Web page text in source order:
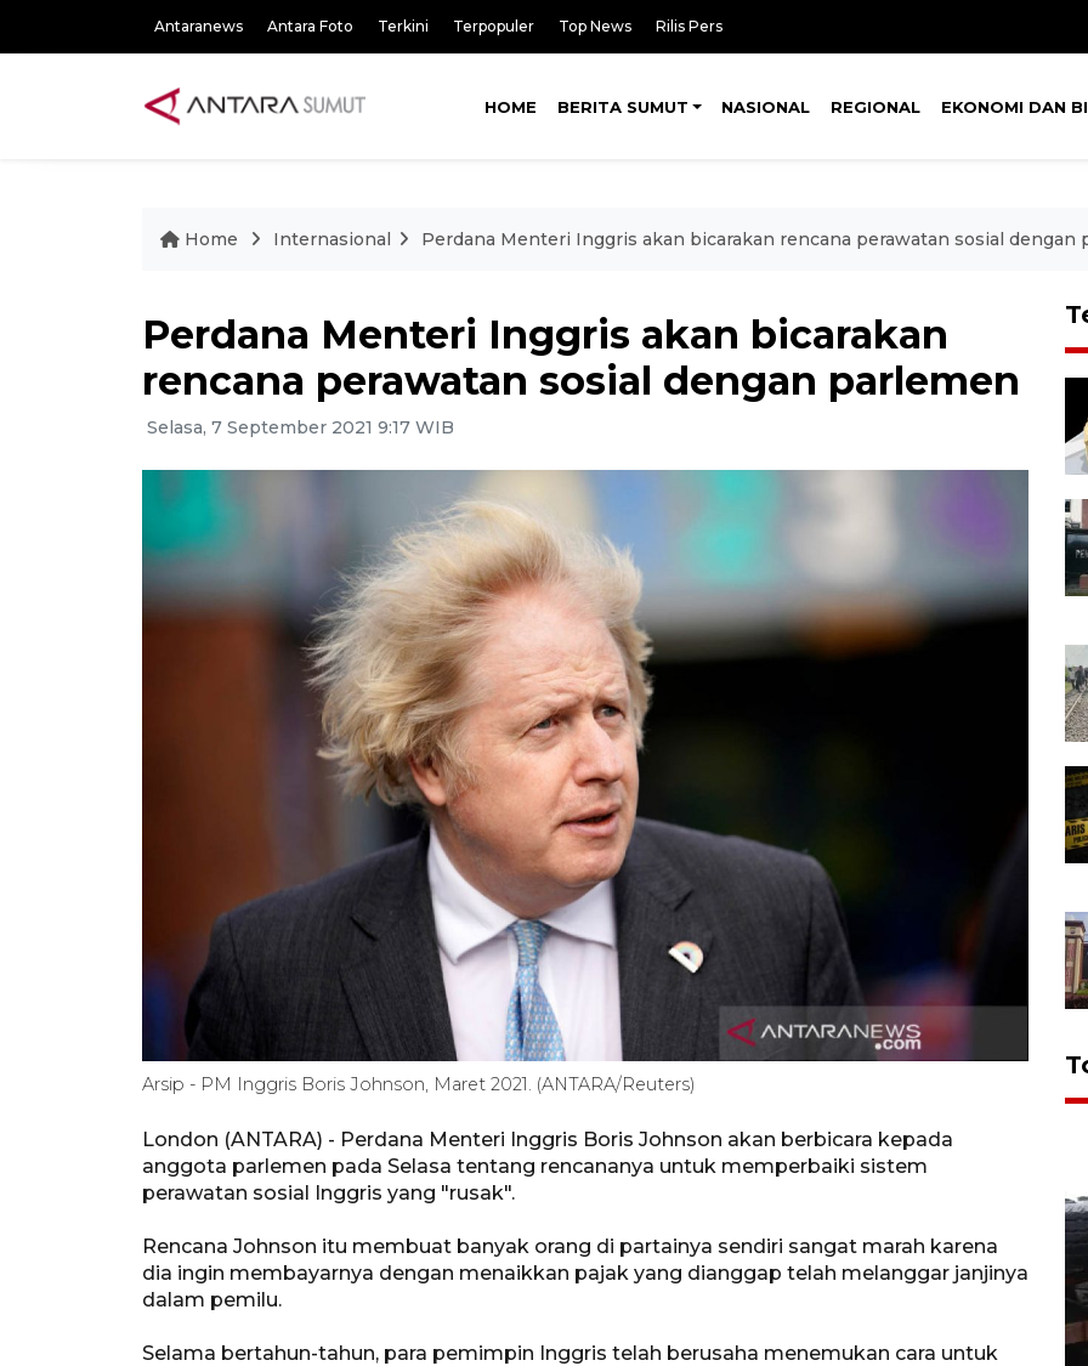
Antaranews Antara Foto Terkini Terpopuler Top News Rilis Pers
HOME BERITA SUMUT NASIONAL REGIONAL EKONOMI DAN
Home Internasional Perdana Menteri Inggris akan bicarakan rencana perawatan sosial dengan
Perdana Menteri Inggris akan bicarakan
rencana perawatan sosial dengan parlemen
Selasa, 7 September 2021 9:17 WIB
Arsip - PM Inggris Boris Johnson, Maret 2021. (ANTARA/Reuters)
London (ANTARA) - Perdana Menteri Inggris Boris Johnson akan berbicara kepada
anggota parlemen pada Selasa tentang rencananya untuk memperbaiki sistem
perawatan sosial Inggris yang "rusak".
Rencana Johnson itu membuat banyak orang di partainya sendiri sangat marah karena
dia ingin membayarnya dengan menaikkan pajak yang dianggap telah melanggar janjinya
dalam pemilu.
Selama bertahun-tahun, para pemimpin Inggris telah berusaha menemukan cara untuk